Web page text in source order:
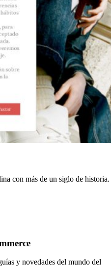
con más de un siglo de historia.
y novedades del mundo del